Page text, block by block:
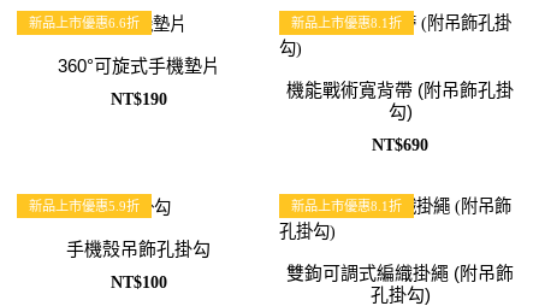
新品上市優惠6.6折
360°可旋式手機墊片
NT$190
新品上市優惠8.1折
機能戰術寬背帶 (附吊飾孔掛
勾)
NT$690
新品上市優惠5.9折
手機殼吊飾孔掛勾
NT$100
新品上市優惠8.1折
雙鉤可調式編織掛繩 (附吊飾
孔掛勾)